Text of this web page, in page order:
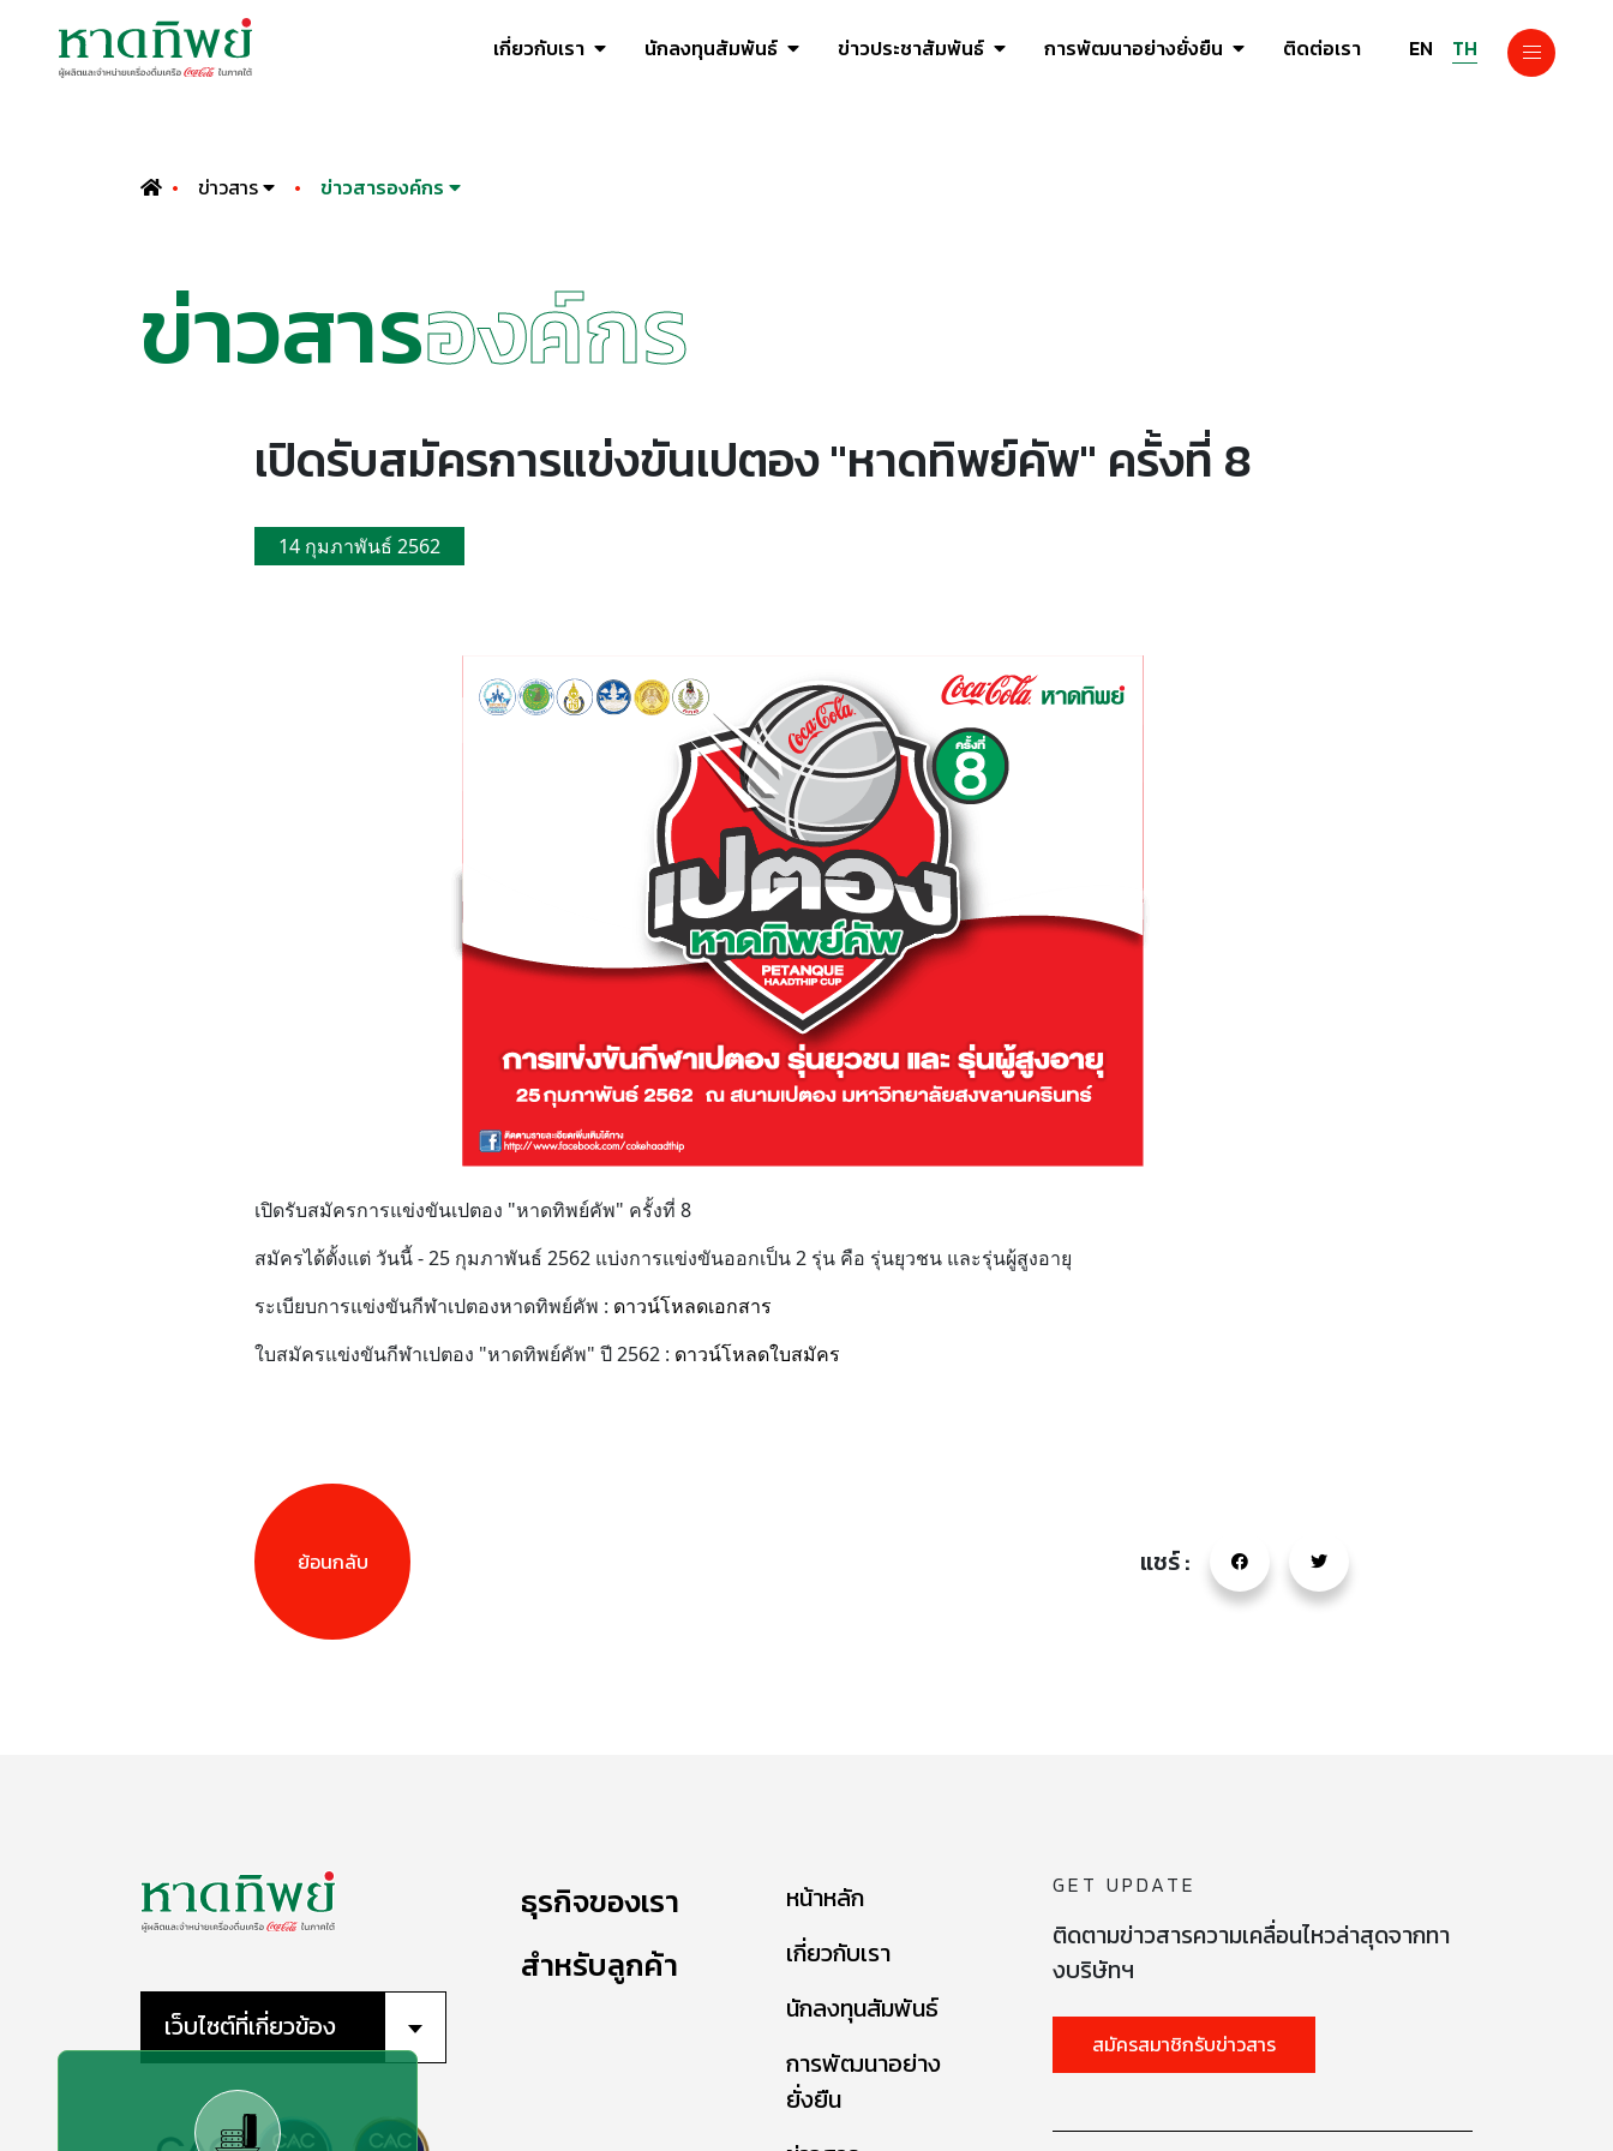
เกี่ยวกับเรา นักลงทุนสัมพันธ์ ข่าวประชาสัมพันธ์ การพัฒนาอย่างยั่งยืน ติดต่อเรา EN TH
ข่าวสาร ข่าวสารองค์กร
ข่าวสารองค์กร
เปิดรับสมัครการแข่งขันเปตอง "หาดทิพย์คัพ" ครั้งที่ 8
14 กุมภาพันธ์ 2562
เปิดรับสมัครการแข่งขันเปตอง "หาดทิพย์คัพ" ครั้งที่ 8
สมัครได้ตั้งแต่ วันนี้ - 25 กุมภาพันธ์ 2562 แบ่งการแข่งขันออกเป็น 2 รุ่น คือ รุ่นยุวชน และรุ่นผู้สูงอายุ
ระเบียบการแข่งขันกีฬาเปตองหาดทิพย์คัพ : ดาวน์โหลดเอกสาร
ใบสมัครแข่งขันกีฬาเปตอง "หาดทิพย์คัพ" ปี 2562 : ดาวน์โหลดใบสมัคร
แชร์ :
ย้อนกลับ
เว็บไซต์ที่เกี่ยวข้อง
ธุรกิจของเรา
สำหรับลูกค้า
หน้าหลัก
เกี่ยวกับเรา
นักลงทุนสัมพันธ์
การพัฒนาอย่าง
ยั่งยืน
GET UPDATE
ติดตามข่าวสารความเคลื่อนไหวล่าสุดจากทา
งบริษัทฯ
สมัครสมาชิกรับข่าวสาร